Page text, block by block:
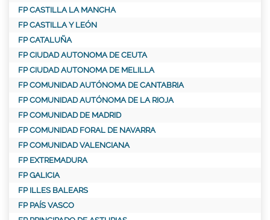
FP CASTILLA LA MANCHA
FP CASTILLA Y LEÓN
FP CATALUÑA
FP CIUDAD AUTONOMA DE CEUTA
FP CIUDAD AUTONOMA DE MELILLA
FP COMUNIDAD AUTÓNOMA DE CANTABRIA
FP COMUNIDAD AUTÓNOMA DE LA RIOJA
FP COMUNIDAD DE MADRID
FP COMUNIDAD FORAL DE NAVARRA
FP COMUNIDAD VALENCIANA
FP EXTREMADURA
FP GALICIA
FP ILLES BALEARS
FP PAÍS VASCO